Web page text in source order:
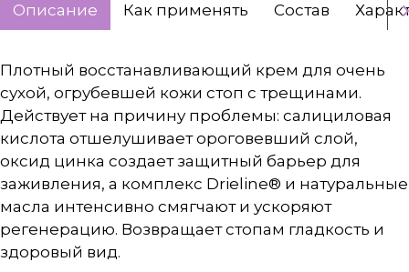
Описание Как применять Состав
Плотный восстанавливающий крем для очень
сухой, огрубевшей кожи стоп с трещинами.
Действует на причину проблемы: салициловая
кислота отшелушивает ороговевший слой,
оксид цинка создает защитный барьер для
заживления, а комплекс Drieline® и натуральные
масла интенсивно смягчают и ускоряют
регенерацию. Возвращает стопам гладкость и
здоровый вид.